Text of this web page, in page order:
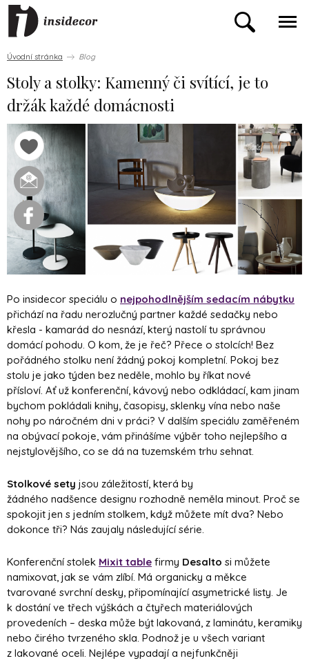
Úvodní stránka Blog
Stoly a stolky: Kamenný či svítící, je to
držák každé domácnosti
Po insidecor speciálu o nejpohodlnějším sedacím nábytku
přichází na řadu nerozlučný partner každé sedačky nebo
křesla - kamarád do nesnází, který nastolí tu správnou
domácí pohodu. O kom, že je řeč? Přece o stolcích! Bez
pořádného stolku není žádný pokoj kompletní. Pokoj bez
stolu je jako týden bez neděle, mohlo by říkat nové
přísloví. Ať už konferenční, kávový nebo odkládací, kam jinam
bychom pokládali knihy, časopisy, sklenky vína nebo naše
nohy po náročném dni v práci? V dalším speciálu zaměřeném
na obývací pokoje, vám přinášíme výběr toho nejlepšího a
nejstylovějšího, co se dá na tuzemském trhu sehnat.
Stolkové sety jsou záležitostí, která by
žádného nadšence designu rozhodně neměla minout. Proč se
spokojit jen s jedním stolkem, když můžete mít dva? Nebo
dokonce tři? Nás zaujaly následující série.
Konferenční stolek Mixit table firmy Desalto si můžete
namixovat, jak se vám zlíbí. Má organicky a měkce
tvarované svrchní desky, připomínající asymetrické listy. Je
k dostání ve třech výškách a čtyřech materiálových
provedeních – deska může být lakovaná, z laminátu, keramiky
nebo čirého tvrzeného skla. Podnož je u všech variant
z lakované oceli. Nejlépe vypadají a nejfunkčněji